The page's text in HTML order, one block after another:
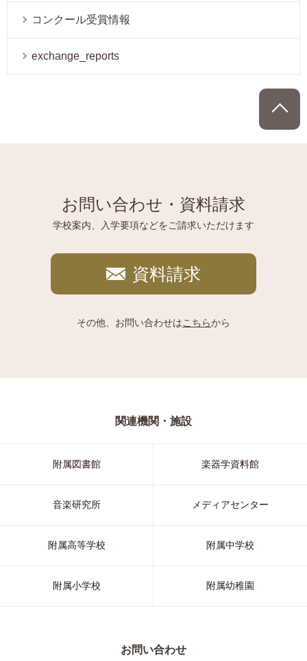
コンクール受賞情報
exchange_reports
お問い合わせ・資料請求
学校案内、入学要項などをご請求いただけます
資料請求
その他、お問い合わせはこちらから
関連機関・施設
附属図書館 楽器学資料館
音楽研究所 メディアセンター
附属高等学校 附属中学校
附属小学校 附属幼稚園
お問い合わせ